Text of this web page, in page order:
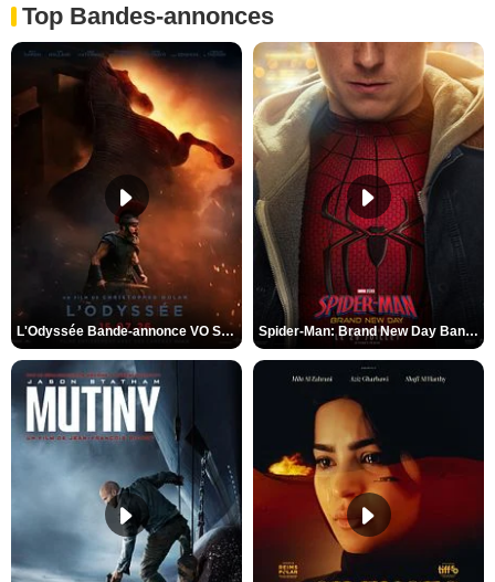
Top Bandes-annonces
L'Odyssée Bande-annonce VO STFR Spider-Man: Brand New Day Bande-annonce VO STFR